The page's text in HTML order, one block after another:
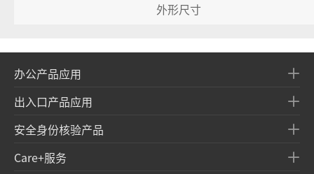
外形尺寸
办公产品应用
出入口产品应用
安全身份核验产品
Care+服务